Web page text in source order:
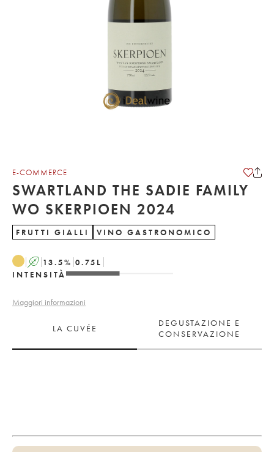
E-COMMERCE
SWARTLAND THE SADIE FAMILY
WO SKERPIOEN 2024
FRUTTI GIALLI VINO GASTRONOMICO
A 13.5% 0.75 L
INTENSITÀ
Maggiori informazioni
LA CUVÉE
DEGUSTAZIONE E
CONSERVAZIONE